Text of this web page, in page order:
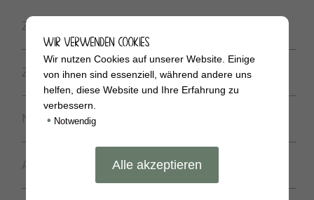
Zusätzliche Informationen
Zutaten
Nährwerte
Allergene
WIR VERWENDEN COOKIES
Wir nutzen Cookies auf unserer Website. Einige
von ihnen sind essenziell, während andere uns
helfen, diese Website und Ihre Erfahrung zu
verbessern.
• Notwendig